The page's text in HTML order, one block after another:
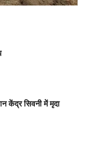
केंद्र सिवनी में मृदा